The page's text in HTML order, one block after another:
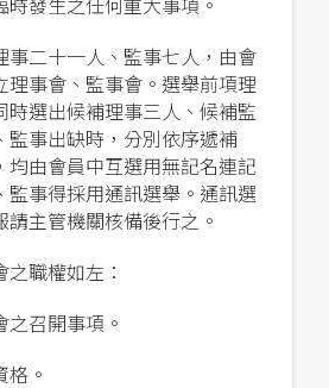
時發生之任何重大事項。
事二十一人、監事七人，由會
理事會、監事會。選舉前項理
時選出候補理事三人、候補監
監事出缺時，分別依序遞補
均由會員中互選用無記名連記
監事得採用通訊選舉。通訊選
請主管機關核備後行之。
職權如左：
之召開事項。
格。